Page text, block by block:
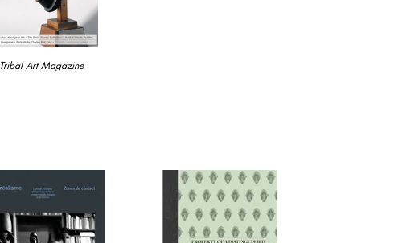
Tribal Art Magazine